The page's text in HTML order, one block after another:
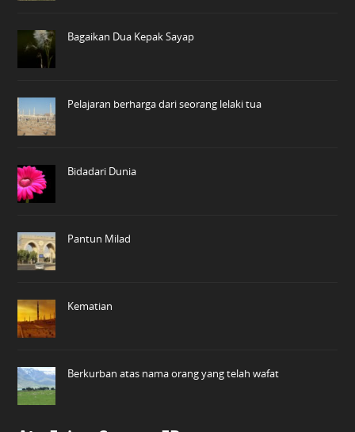
Bagaikan Dua Kepak Sayap
Pelajaran berharga dari seorang lelaki tua
Bidadari Dunia
Pantun Milad
Kematian
Berkurban atas nama orang yang telah wafat